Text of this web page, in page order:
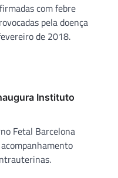
com febre
pela doença
de 2018.
Instituto
Fetal Barcelona